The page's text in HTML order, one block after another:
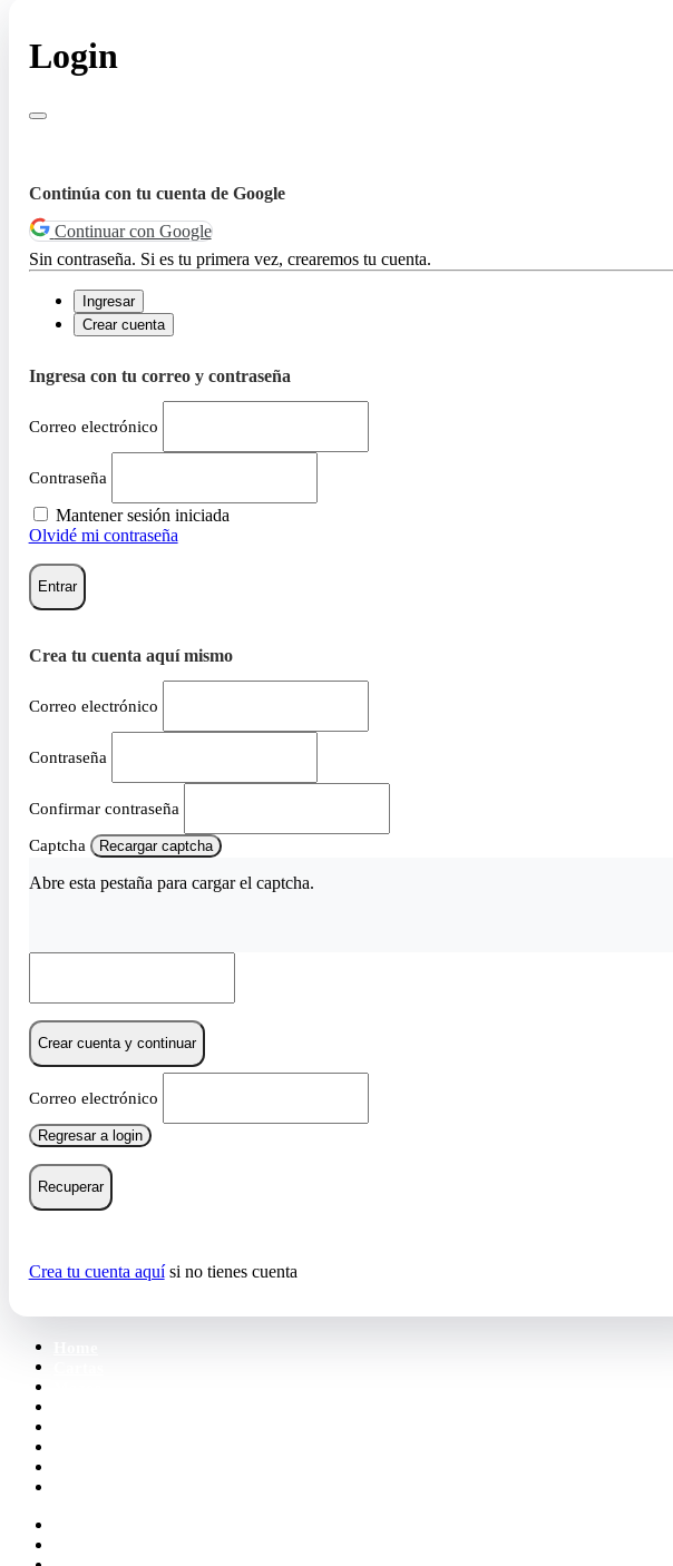
Login
Continúa con tu cuenta de Google
Continuar con Google
Sin contraseña. Si es tu primera vez, crearemos tu cuenta.
Ingresar
Crear cuenta
Ingresa con tu correo y contraseña
Correo electrónico
Contraseña
Mantener sesión iniciada
Olvidé mi contraseña
Entrar
Crea tu cuenta aquí mismo
Correo electrónico
Contraseña
Confirmar contraseña
Captcha Recargar captcha
Abre esta pestaña para cargar el captcha.
Crear cuenta y continuar
Correo electrónico
Regresar a login
Recuperar
Crea tu cuenta aquísi no tienes cuenta